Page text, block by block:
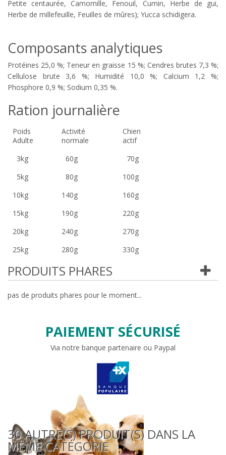
Petite centaurée, Camomille, Fenouil, Cumin, Herbe de gui,
Herbe de millefeuille, Feuilles de mûres); Yucca schidigera.
Composants analytiques
Protéines 25,0 %; Teneur en graisse 15 %; Cendres brutes 7,3 %;
Cellulose brute 3,6 %; Humidité 10,0 %; Calcium 1,2 %;
Phosphore 0,9 %; Sodium 0,35 %.
Ration journalière
Poids
Adulte
Activité
normale
Chien
actif
3kg
60g
70g
5kg
80g
100g
10kg
140g
160g
15kg
190g
220g
20kg
240g
270g
25kg
280g 330g
PRODUITS PHARES
pas de produits phares pour le moment...
PAIEMENT SÉCURISÉ
Via notre banque partenaire ou Paypal
30 AUTRE(S) PRODUIT(S) DANS LA
MÊME CATÉGORIE